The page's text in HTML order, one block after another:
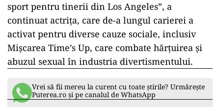
sport pentru tinerii din Los Angeles”, a
continuat actrița, care de-a lungul carierei a
activat pentru diverse cauze sociale, inclusiv
Mișcarea Time’s Up, care combate hărțuirea și
abuzul sexual în industria divertismentului.
Vrei să fii mereu la curent cu toate știrile? Urmărește
Puterea.ro și pe canalul de WhatsApp